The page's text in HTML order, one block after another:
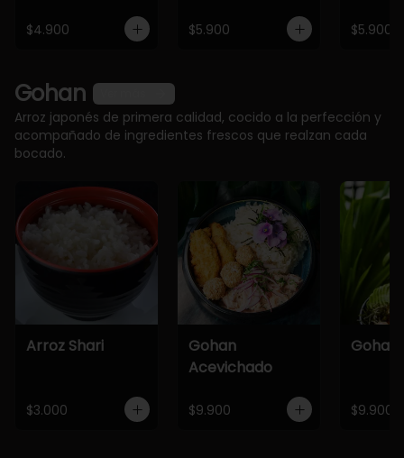
$4.900 $5.900 $5.900
Gohan
Arroz japonés de primera calidad, cocido a la perfección y
acompañado de ingredientes frescos que realzan cada
bocado.
Arroz Shari
$3.000
Gohan
Acevichado
$9.900
Gohan
$9.900